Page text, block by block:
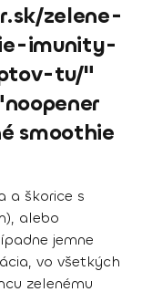
zelene-
imunity-
tu/"
smoothie
a škorice s
alebo
jemne
vo všetkých
zelenému